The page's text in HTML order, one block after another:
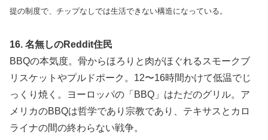
提の制度で、チップなしでは生活できない構造になっている。
16. 名無しのReddit住民
BBQの本気度。骨からほろりと肉がほぐれるスモークブ
リスケットやプルドポーク。12〜16時間かけて低温でじ
っくり焼く。ヨーロッパの「BBQ」はただのグリル。ア
メリカのBBQは哲学であり宗教であり、テキサスとカロ
ライナの間の終わらない戦争。